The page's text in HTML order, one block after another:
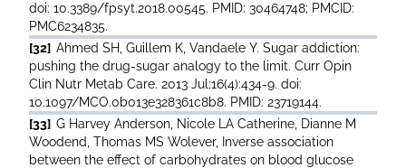
doi: 10.3389/fpsyt.2018.00545. PMID: 30464748; PMCID:
PMC6234835.
[32] Ahmed SH, Guillem K, Vandaele Y. Sugar addiction:
pushing the drug-sugar analogy to the limit. Curr Opin
Clin Nutr Metab Care. 2013 Jul;16(4):434-9. doi:
10.1097/MCO.0b013e328361c8b8. PMID: 23719144.
[33] G Harvey Anderson, Nicole LA Catherine, Dianne M
Woodend, Thomas MS Wolever, Inverse association
between the effect of carbohydrates on blood glucose